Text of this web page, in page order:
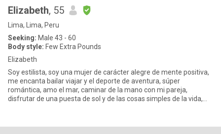
Elizabeth, 55
Lima, Lima, Peru
Seeking: Male 43 - 60
Body style: Few Extra Pounds
Elizabeth
Soy estilista, soy una mujer de carácter alegre de mente positiva,
me encanta bailar viajar y el deporte de aventura, súper
romántica, amo el mar, caminar de la mano con mi pareja,
disfrutar de una puesta de sol y de las cosas simples de la vida,